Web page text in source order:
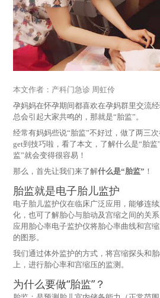
本文作者：产科门急诊 周虹伶
孕妈妈在怀孕期间都喜欢在孕妈群里交流
总会引起大家共鸣的，那就是“胎监”。
经常有妈妈些说“胎监”不好过，做了两三
get到技巧啦，看了本文，了解什么是“胎监
监”就会变得很容易！
那么，首先让我们来了解什么是“胎监” ！
胎监就是电子胎儿监护
电子胎儿监护仪在临床广泛应用，能够连
化，也可了解胎心与胎动及宫缩之间的关
应用胎心率电子监护仪将胎心率曲线和宫
的图形。
我们通过体外监护的方式，将宫缩探头和
上，进行胎心率和宫缩压的监测。
为什么要做“胎监”？